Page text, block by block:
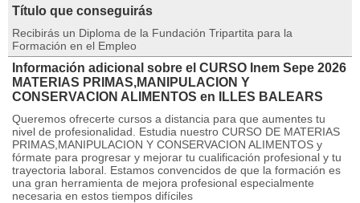
Título que conseguirás
Recibirás un Diploma de la Fundación Tripartita para la
Formación en el Empleo
Información adicional sobre el CURSO Inem Sepe 2026
MATERIAS PRIMAS,MANIPULACION Y
CONSERVACION ALIMENTOS en ILLES BALEARS
Queremos ofrecerte cursos a distancia para que aumentes tu
nivel de profesionalidad. Estudia nuestro CURSO DE MATERIAS
PRIMAS,MANIPULACION Y CONSERVACION ALIMENTOS y
fórmate para progresar y mejorar tu cualificación profesional y tu
trayectoria laboral. Estamos convencidos de que la formación es
una gran herramienta de mejora profesional especialmente
necesaria en estos tiempos difíciles